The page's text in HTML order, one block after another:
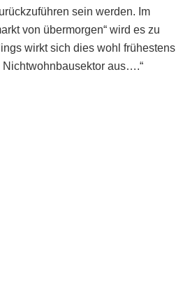
sein werden. Im
von übermorgen“ wird es zu
wirkt sich dies wohl frühestens
aus….“